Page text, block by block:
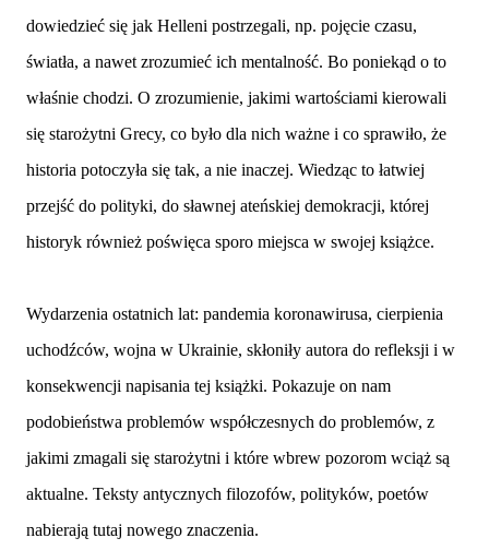
dowiedzieć się jak Helleni postrzegali, np. pojęcie czasu,
światła, a nawet zrozumieć ich mentalność. Bo poniekąd o to
właśnie chodzi. O zrozumienie, jakimi wartościami kierowali
się starożytni Grecy, co było dla nich ważne i co sprawiło, że
historia potoczyła się tak, a nie inaczej. Wiedząc to łatwiej
przejść do polityki, do sławnej ateńskiej demokracji, której
historyk również poświęca sporo miejsca w swojej książce.
Wydarzenia ostatnich lat: pandemia koronawirusa, cierpienia
uchodźców, wojna w Ukrainie, skłoniły autora do refleksji i w
konsekwencji napisania tej książki. Pokazuje on nam
podobieństwa problemów współczesnych do problemów, z
jakimi zmagali się starożytni i które wbrew pozorom wciąż są
aktualne. Teksty antycznych filozofów, polityków, poetów
nabierają tutaj nowego znaczenia.